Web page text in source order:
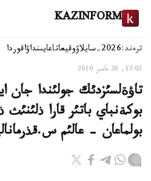
KAZINFORM
ترەند:2026-سايلاۋ وقيعاتاعايىنداۋاقوردا
17:02, 20 مامىر 2010
تاؤةلسئزدئك جولئندا جان
بوكةنباي باتئر قارا ذلئنئث
بولماعان - عالئم